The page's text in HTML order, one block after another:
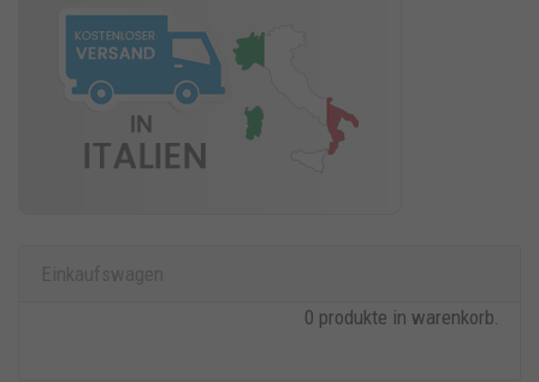
0 produkte in warenkorb.